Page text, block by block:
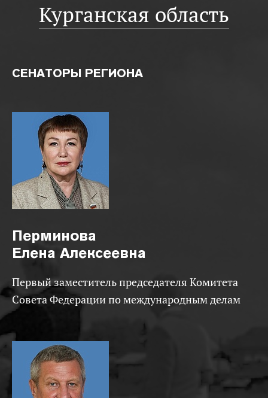
Курганская область
СЕНАТОРЫ РЕГИОНА
Перминова
Елена Алексеевна
Первый заместитель председателя Комитета
Совета Федерации по международным делам